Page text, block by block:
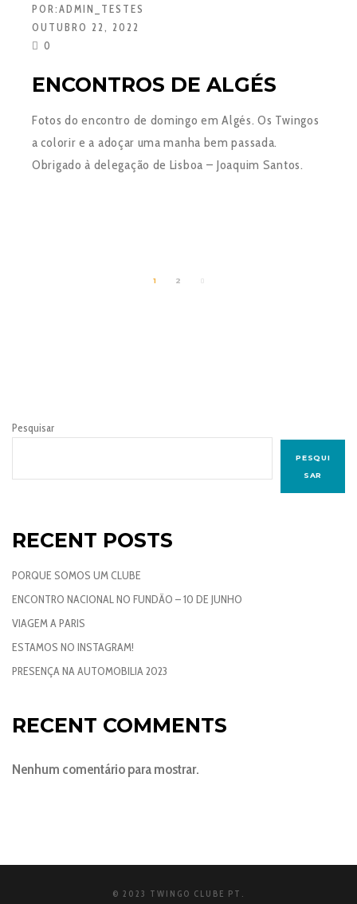
POR:ADMIN_TESTES
OUTUBRO 22, 2022
0
ENCONTROS DE ALGÉS
Fotos do encontro de domingo em Algés. Os Twingos
a colorir e a adoçar uma manha bem passada.
Obrigado à delegação de Lisboa – Joaquim Santos.
1 2
Pesquisar
PESQUI
SAR
RECENT POSTS
PORQUE SOMOS UM CLUBE
ENCONTRO NACIONAL NO FUNDÃO – 10 DE JUNHO
VIAGEM A PARIS
ESTAMOS NO INSTAGRAM!
PRESENÇA NA AUTOMOBILIA 2023
RECENT COMMENTS
Nenhum comentário para mostrar.
© 2023 TWINGO CLUBE PT.